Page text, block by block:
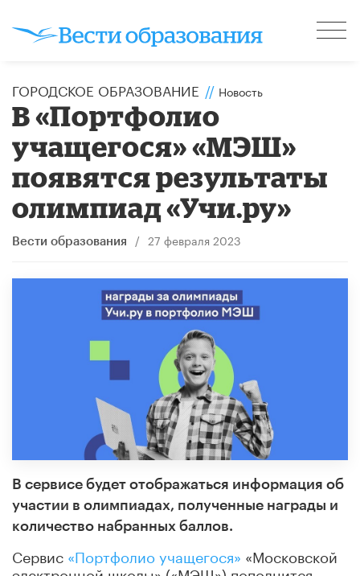
ГОРОДСКОЕ ОБРАЗОВАНИЕ // Новость
В «Портфолио
учащегося» «МЭШ»
появятся результаты
олимпиад «Учи.ру»
Вести образования / 27 февраля 2023
В сервисе будет отображаться информация об
участии в олимпиадах, полученные награды и
количество набранных баллов.
Сервис «Портфолио учащегося» «Московской